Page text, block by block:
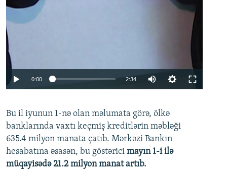
0:00 2:34
360p
480p
720p
Bu il iyunun 1-nə olan məlumata görə, ölkə
banklarında vaxtı keçmiş kreditlərin məbləği
635.4 milyon manata çatıb. Mərkəzi Bankın
hesabatına əsasən, bu göstərici mayın 1-i ilə
müqayisədə 21.2 milyon manat artıb.